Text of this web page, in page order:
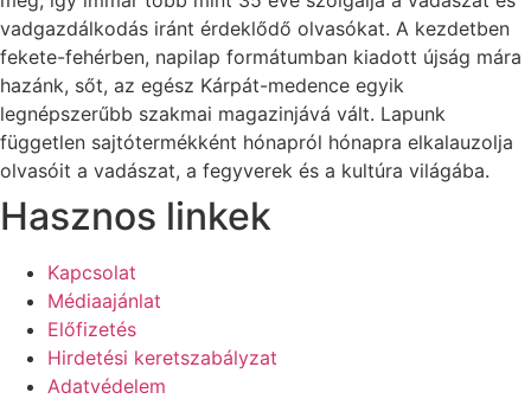
vadgazdálkodás iránt érdeklődő olvasókat. A kezdetben
fekete-fehérben, napilap formátumban kiadott újság mára
hazánk, sőt, az egész Kárpát-medence egyik
legnépszerűbb szakmai magazinjává vált. Lapunk
független sajtótermékként hónapról hónapra elkalauzolja
olvasóit a vadászat, a fegyverek és a kultúra világába.
Hasznos linkek
Kapcsolat
Médiaajánlat
Előfizetés
Hirdetési keretszabályzat
Adatvédelem